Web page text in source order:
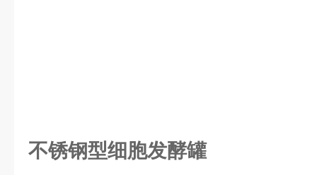
不锈钢型细胞发酵罐